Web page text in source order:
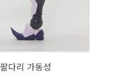
팔다리 가동성